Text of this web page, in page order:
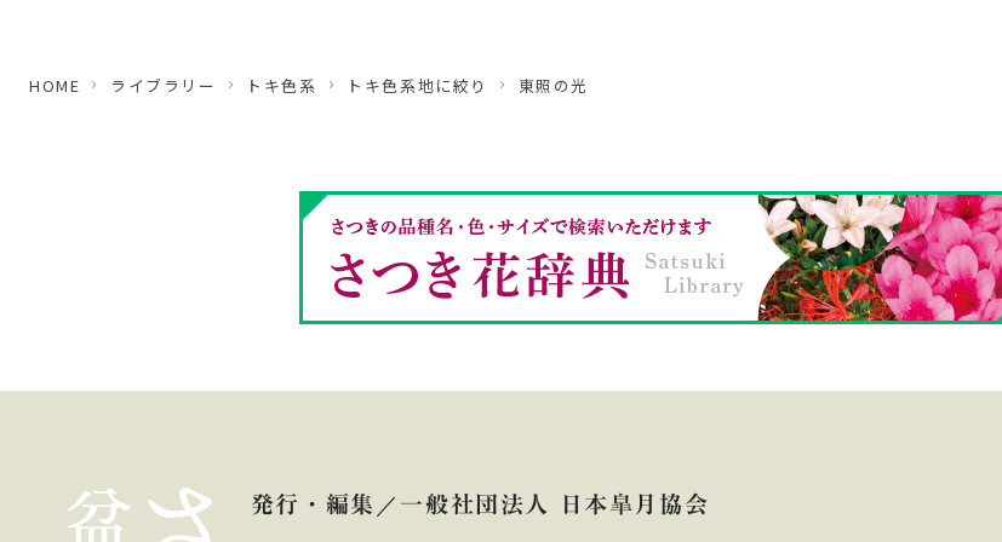
HOME ライブラリー トキ色系 トキ色系地に絞り 東照の光
発行・編集 一般社団法人 日本皐月協会